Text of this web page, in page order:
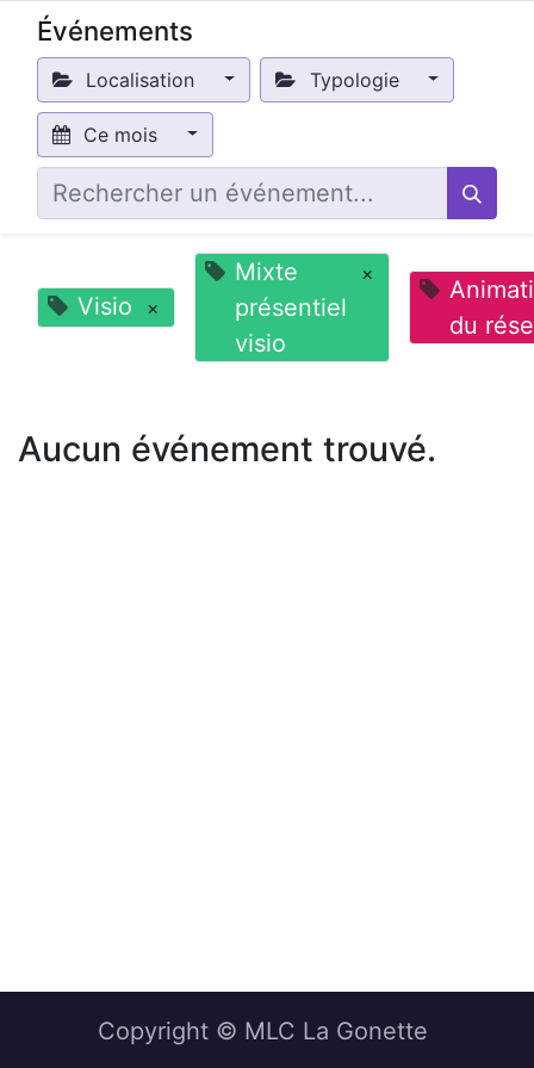
Événements
Localisation Typologie
Ce mois
Visio ×
Mixte
présentiel
visio
×
du
Aucun événement trouvé.
Copyright © MLC La Gonette